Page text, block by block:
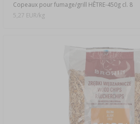
Copeaux pour fumage/grill HÊTRE-450g cl. 8
5,27 EUR/kg